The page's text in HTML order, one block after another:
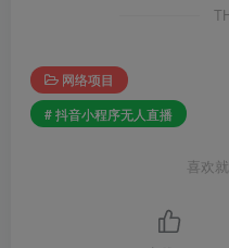
网络项目
# 抖音小程序无人直播
喜欢